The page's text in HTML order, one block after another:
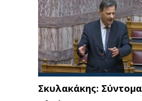
Σκυλακάκης: